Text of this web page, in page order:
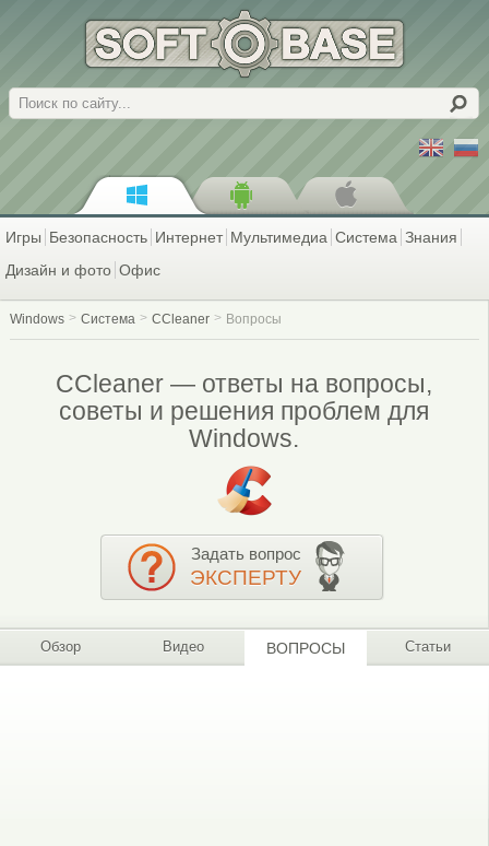
Поиск
Игры Безопасность Интернет Мультимедиа Система Знания
Дизайн и фото Офис
Windows Система CCleaner Вопросы
CCleaner — ответы на вопросы,
советы и решения проблем для
Windows.
Задать вопрос
ЭКСПЕРТУ
Обзор Видео ВОПРОСЫ Статьи